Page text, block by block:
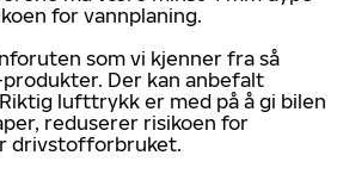
for vannplaning.
som vi kjenner fra så
Der kan anbefalt
lufttrykk er med på å gi bilen
reduserer risikoen for
drivstofforbruket.